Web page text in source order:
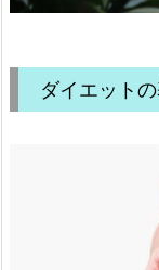
ダイエット